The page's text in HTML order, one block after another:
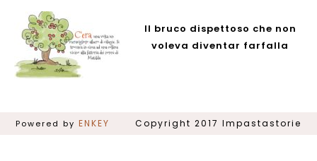
Il bruco dispettoso che non
voleva diventar farfalla
Powered byENKEY